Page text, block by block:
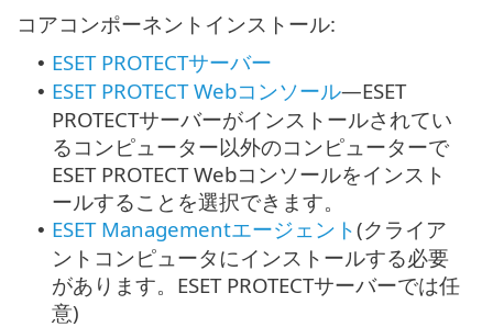
コアコンポーネントインストール:
• ESET PROTECTサーバー
• ESET PROTECT Webコンソール—ESET
PROTECTサーバーがインストールされてい
るコンピューター以外のコンピューターで
ESET PROTECT Webコンソールをインスト
ールすることを選択できます。
• ESET Managementエージェント(クライア
ントコンピュータにインストールする必要
があります。ESET PROTECTサーバーでは任
意)